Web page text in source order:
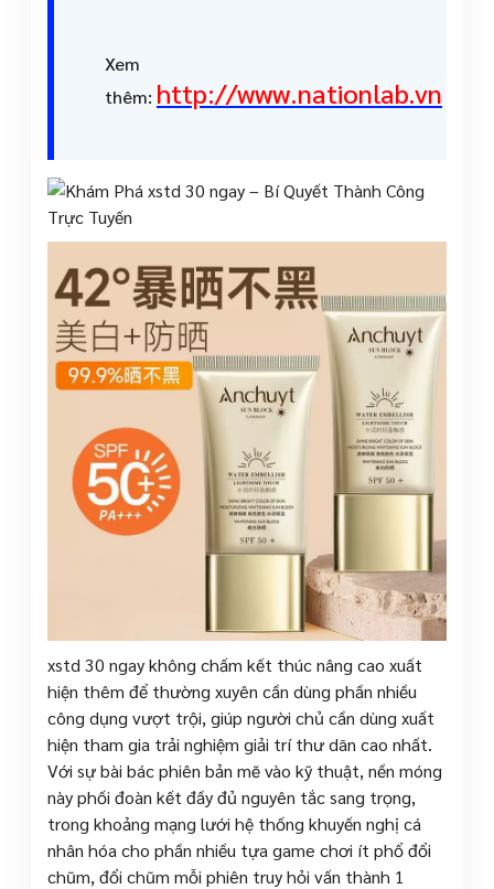
Xem
thêm: http://www.nationlab.vn
xstd 30 ngay không chấm kết thúc nâng cao xuất
hiện thêm để thường xuyên cần dùng phần nhiều
công dụng vượt trội, giúp người chủ cần dùng xuất
hiện tham gia trải nghiệm giải trí thư dãn cao nhất.
Với sự bài bác phiên bản mẽ vào kỹ thuật, nền móng
này phối đoàn kết đầy đủ nguyên tắc sang trọng,
trong khoảng mạng lưới hệ thống khuyến nghị cá
nhân hóa cho phần nhiều tựa game chơi ít phổ đổi
chũm, đổi chũm mỗi phiên truy hỏi vấn thành 1